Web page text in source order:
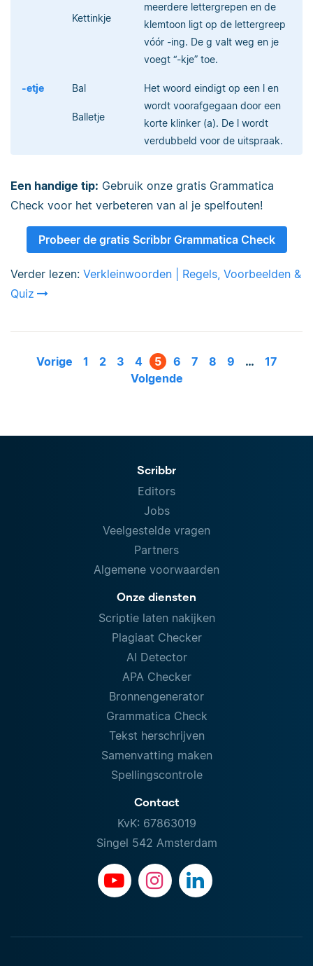
Kettinkje
meerdere lettergrepen en de
klemtoon ligt op de lettergreep
vóór -ing. De g valt weg en je
voegt “-kje” toe.
-etje Bal
Balletje
Het woord eindigt op een l en
wordt voorafgegaan door een
korte klinker (a). De l wordt
verdubbeld voor de uitspraak.
Een handige tip: Gebruik onze gratis Grammatica
Check voor het verbeteren van al je spelfouten!
Probeer de gratis Scribbr Grammatica Check
Verder lezen: Verkleinwoorden | Regels, Voorbeelden &
Quiz
Vorige 1 2 3 4 5 6 7 8 9 …
17
Volgende
Scribbr
Editors
Jobs
Veelgestelde vragen
Partners
Algemene voorwaarden
Onze diensten
Scriptie laten nakijken
Plagiaat Checker
AI Detector
APA Checker
Bronnengenerator
Grammatica Check
Tekst herschrijven
Samenvatting maken
Spellingscontrole
Contact
KvK: 67863019
Singel 542 Amsterdam